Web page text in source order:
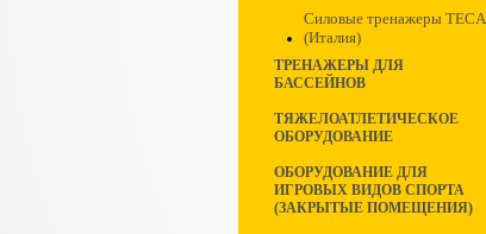
Силовые тренажеры TECA
(Италия)
ТРЕНАЖЕРЫ ДЛЯ
БАССЕЙНОВ
ТЯЖЕЛОАТЛЕТИЧЕСКОЕ
ОБОРУДОВАНИЕ
ОБОРУДОВАНИЕ ДЛЯ
ИГРОВЫХ ВИДОВ СПОРТА
(ЗАКРЫТЫЕ ПОМЕЩЕНИЯ)